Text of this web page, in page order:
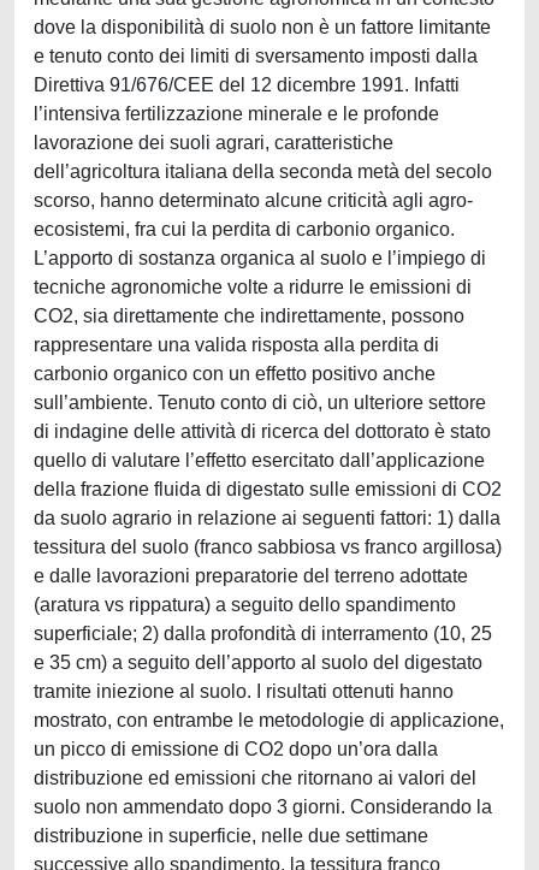
dove la disponibilità di suolo non è un fattore limitante
e tenuto conto dei limiti di sversamento imposti dalla
Direttiva 91/676/CEE del 12 dicembre 1991. Infatti
l’intensiva fertilizzazione minerale e le profonde
lavorazione dei suoli agrari, caratteristiche
dell’agricoltura italiana della seconda metà del secolo
scorso, hanno determinato alcune criticità agli agro-
ecosistemi, fra cui la perdita di carbonio organico.
L’apporto di sostanza organica al suolo e l’impiego di
tecniche agronomiche volte a ridurre le emissioni di
CO2, sia direttamente che indirettamente, possono
rappresentare una valida risposta alla perdita di
carbonio organico con un effetto positivo anche
sull’ambiente. Tenuto conto di ciò, un ulteriore settore
di indagine delle attività di ricerca del dottorato è stato
quello di valutare l’effetto esercitato dall’applicazione
della frazione fluida di digestato sulle emissioni di CO2
da suolo agrario in relazione ai seguenti fattori: 1) dalla
tessitura del suolo (franco sabbiosa vs franco argillosa)
e dalle lavorazioni preparatorie del terreno adottate
(aratura vs rippatura) a seguito dello spandimento
superficiale; 2) dalla profondità di interramento (10, 25
e 35 cm) a seguito dell’apporto al suolo del digestato
tramite iniezione al suolo. I risultati ottenuti hanno
mostrato, con entrambe le metodologie di applicazione,
un picco di emissione di CO2 dopo un’ora dalla
distribuzione ed emissioni che ritornano ai valori del
suolo non ammendato dopo 3 giorni. Considerando la
distribuzione in superficie, nelle due settimane
successive allo spandimento, la tessitura franco